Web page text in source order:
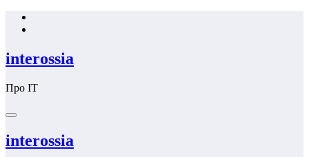
Перейти
interossia
Про IT
interossia